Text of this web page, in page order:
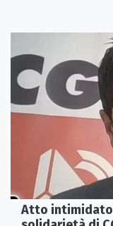
Atto